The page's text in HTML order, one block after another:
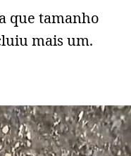
que tamanho
mais um.